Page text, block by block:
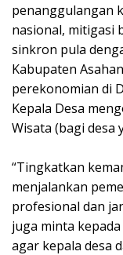
penanggulangan
nasional, mitigasi
sinkron pula
Kabupaten
perekonomian di
Kepala Desa
Wisata (bagi desa
“Tingkatkan
menjalankan
profesional dan
juga minta
agar kepala desa